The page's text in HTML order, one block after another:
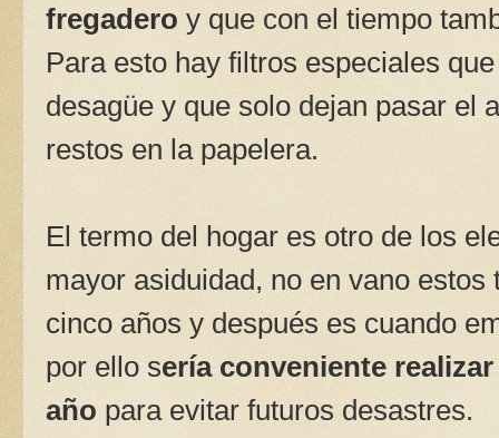
fregadero y que con el tiempo
Para esto hay filtros especiales
desagüe y que solo dejan pasar el
restos en la papelera.
El termo del hogar es otro de los
mayor asiduidad, no en vano
cinco años y después es cuando
por ello sería conveniente
año para evitar futuros desastres.